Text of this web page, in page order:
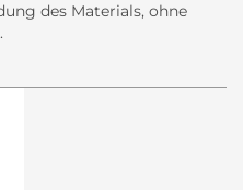
des Materials, ohne